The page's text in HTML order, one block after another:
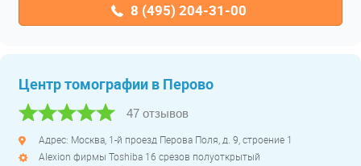
8 (495) 204-31-00
Центр томографии в Перово
47 отзывов
Адрес: Москва, 1-й проезд Перова Поля, д. 9, строение 1
Alexion фирмы Toshiba 16 срезов полуоткрытый